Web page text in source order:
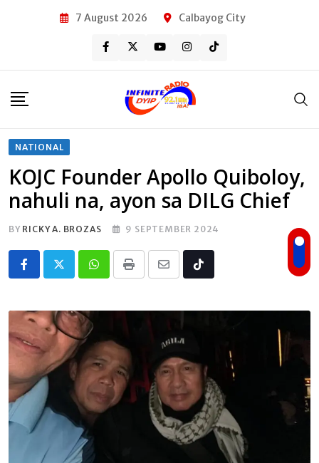
7 August 2026 Calbayog City
NATIONAL
KOJC Founder Apollo Quiboloy,
nahuli na, ayon sa DILG Chief
BY RICKY A. BROZAS 9 SEPTEMBER 2024
Whatsapp
Print
Share
Email
Tiktok